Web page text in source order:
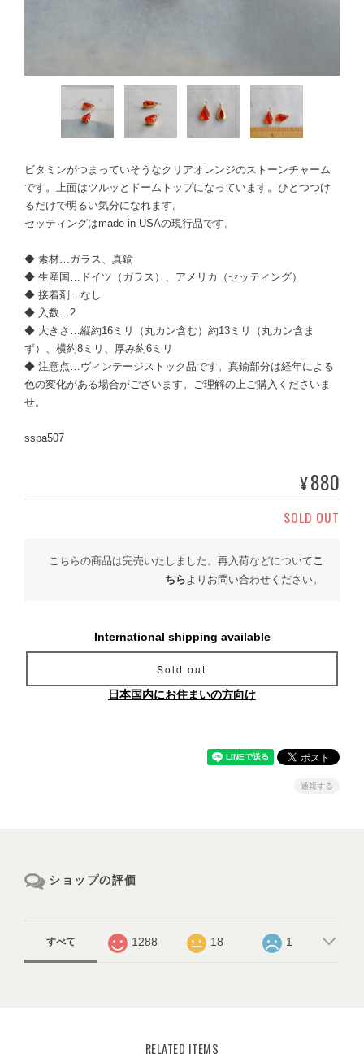
ビタミンがつまっていそうなクリアオレンジのストーンチャーム
です。上面はツルッとドームトップになっています。ひとつつけ
るだけで明るい気分になれます。
セッティングはmade in USAの現行品です。
◆ 素材…ガラス、真鍮
◆ 生産国…ドイツ（ガラス）、アメリカ（セッティング）
◆ 接着剤…なし
◆ 入数…2
◆ 大きさ…縦約16ミリ（丸カン含む）約13ミリ（丸カン含ま
ず）、横約8ミリ、厚み約6ミリ
◆ 注意点…ヴィンテージストック品です。真鍮部分は経年による
色の変化がある場合がございます。ご理解の上ご購入くださいま
せ。
sspa507
¥880
SOLD OUT
こちらの商品は完売いたしました。再入荷などについてこ
ちらよりお問い合わせください。
International shipping available
Sold out
日本国内にお住まいの方向け
通報する
ショップの評価
すべて 1288 18 1
RELATED ITEMS